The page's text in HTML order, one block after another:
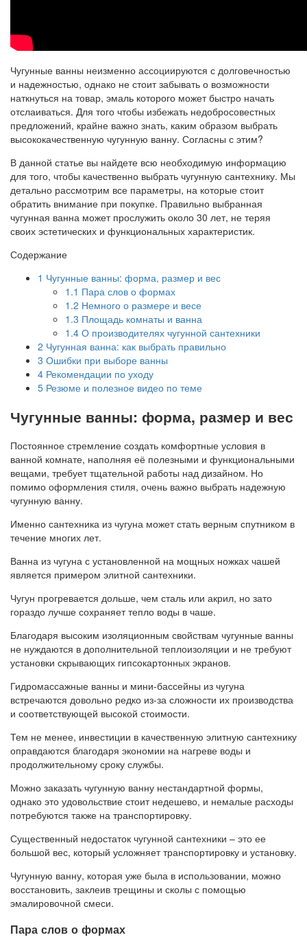
Чугунные ванны неизменно ассоциируются с долговечностью
и надежностью, однако не стоит забывать о возможности
наткнуться на товар, эмаль которого может быстро начать
отслаиваться. Для того чтобы избежать недобросовестных
предложений, крайне важно знать, каким образом выбрать
высококачественную чугунную ванну. Согласны с этим?
В данной статье вы найдете всю необходимую информацию
для того, чтобы качественно выбрать чугунную сантехнику. Мы
детально рассмотрим все параметры, на которые стоит
обратить внимание при покупке. Правильно выбранная
чугунная ванна может прослужить около 30 лет, не теряя
своих эстетических и функциональных характеристик.
Содержание
1 Чугунные ванны: форма, размер и вес
1.1 Пара слов о формах
1.2 Немного о размере и весе
1.3 Площадь комнаты и ванна
1.4 О производителях чугунной сантехники
2 Чугунная ванна: как выбрать правильно
3 Ошибки при выборе ванны
4 Рекомендации по уходу
5 Резюме и полезное видео по теме
Чугунные ванны: форма, размер и вес
Постоянное стремление создать комфортные условия в
ванной комнате, наполняя её полезными и функциональными
вещами, требует тщательной работы над дизайном. Но
помимо оформления стиля, очень важно выбрать надежную
чугунную ванну.
Именно сантехника из чугуна может стать верным спутником в
течение многих лет.
Ванна из чугуна с установленной на мощных ножках чашей
является примером элитной сантехники.
Чугун прогревается дольше, чем сталь или акрил, но зато
гораздо лучше сохраняет тепло воды в чаше.
Благодаря высоким изоляционным свойствам чугунные ванны
не нуждаются в дополнительной теплоизоляции и не требуют
установки скрывающих гипсокартонных экранов.
Гидромассажные ванны и мини-бассейны из чугуна
встречаются довольно редко из-за сложности их производства
и соответствующей высокой стоимости.
Тем не менее, инвестиции в качественную элитную сантехнику
оправдаются благодаря экономии на нагреве воды и
продолжительному сроку службы.
Можно заказать чугунную ванну нестандартной формы,
однако это удовольствие стоит недешево, и немалые расходы
потребуются также на транспортировку.
Существенный недостаток чугунной сантехники – это ее
большой вес, который усложняет транспортировку и установку.
Чугунную ванну, которая уже была в использовании, можно
восстановить, заклеив трещины и сколы с помощью
эмалировочной смеси.
Пара слов о формах